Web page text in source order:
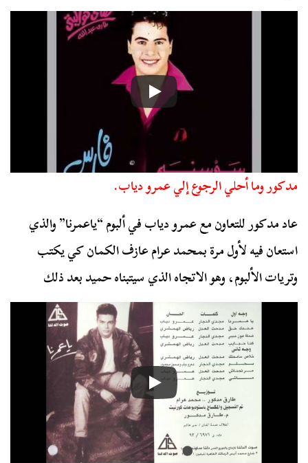
مدكور وما أحلي الرجوع إلي عمرو دياب.
عاد مدكور للتعاون مع عمرو دياب في ألبوم “ياعمرنا” والذي
استعان فيه لأول مرة بمحمد عرام عازف الكمان كي يكتب
وتريات الألبوم، وهو الاتجاه الذي سيتبناه حميد بعد ذلك